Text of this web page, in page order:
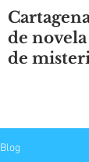
de
de
Blog